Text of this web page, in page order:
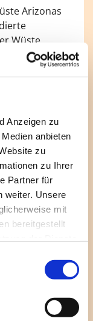
Anzeigen zu
anbieten
zu
zu Ihrer
Partner für
weiter. Unsere
mit
bereitgestellt
Arizonas
Wüste
Himmels-
und auf
EKBO die
der
Geleit der
das
der
Weite
im Farb-
Und ein